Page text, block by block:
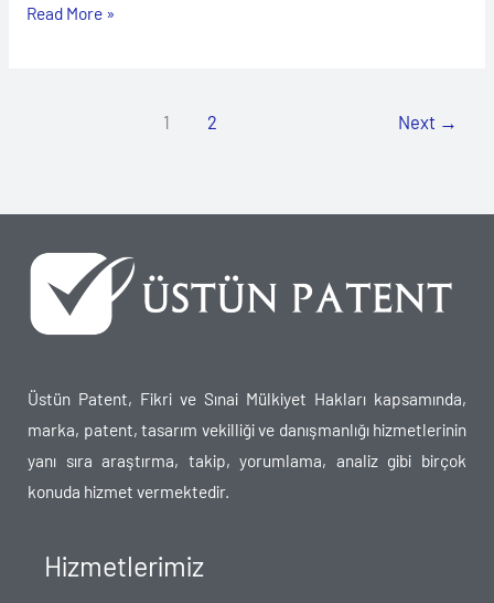
Read More »
1 2 Next →
Üstün Patent, Fikri ve Sınai Mülkiyet Hakları kapsamında,
marka, patent, tasarım vekilliği ve danışmanlığı hizmetlerinin
yanı sıra araştırma, takip, yorumlama, analiz gibi birçok
konuda hizmet vermektedir.
Hizmetlerimiz